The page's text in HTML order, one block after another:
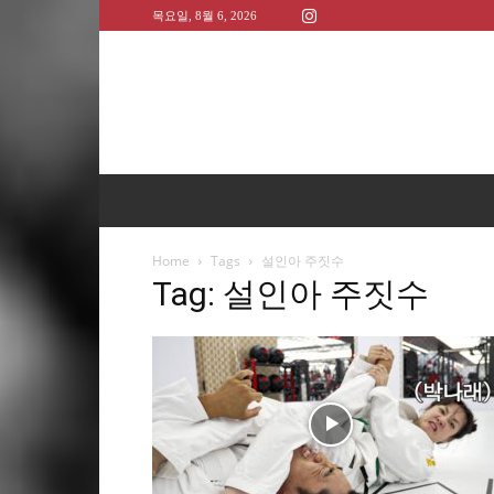
목요일, 8월 6, 2026
Home Tags 설인아 주짓수
Tag: 설인아 주짓수